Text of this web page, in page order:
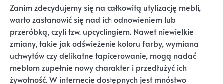
Zanim zdecydujemy się na całkowitą utylizację mebli,
warto zastanowić się nad ich odnowieniem lub
przeróbką, czyli tzw. upcyclingiem. Nawet niewielkie
zmiany, takie jak odświeżenie koloru farby, wymiana
uchwytów czy delikatne tapicerowanie, mogą nadać
meblom zupełnie nowy charakter i przedłużyć ich
żywotność. W internecie dostępnych jest mnóstwo